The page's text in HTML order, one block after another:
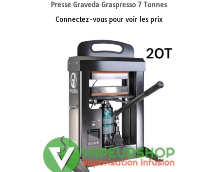
Presse Graveda Graspresso 7 Tonnes
Connectez-vous pour voir les prix